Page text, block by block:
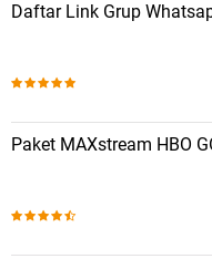
Daftar Link Grup
Paket MAXstream HBO